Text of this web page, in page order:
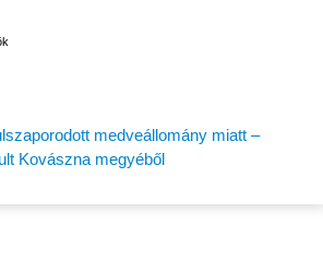
medveállomány miatt –
Kovászna megyéből